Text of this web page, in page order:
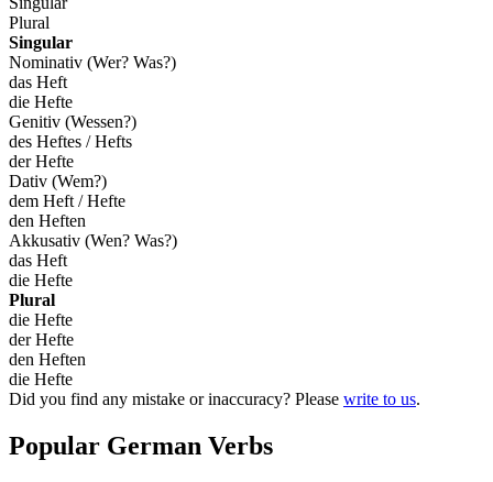
Plural
Singular
Nominativ (Wer? Was?)
das Heft
die Hefte
Genitiv (Wessen?)
des Heftes / Hefts
der Hefte
Dativ (Wem?)
dem Heft / Hefte
den Heften
Akkusativ (Wen? Was?)
das Heft
die Hefte
Plural
die Hefte
der Hefte
den Heften
die Hefte
Did you find any mistake or inaccuracy? Please write to us.
Popular German Verbs